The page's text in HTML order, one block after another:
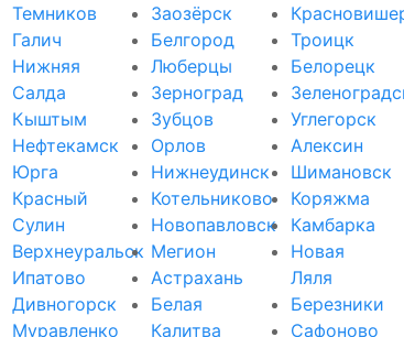
Темников
Галич
Нижняя
Салда
Кыштым
Нефтекамск
Юрга
Красный
Сулин
Верхнеуральск
Ипатово
Дивногорск
Муравленко
Заозёрск
Белгород
Люберцы
Зерноград
Зубцов
Орлов
Нижнеудинск
Котельниково
Новопавловск
Мегион
Астрахань
Белая
Калитва
Троицк
Белорецк
Углегорск
Алексин
Шимановск
Коряжма
Камбарка
Новая
Ляля
Березники
Сафоново